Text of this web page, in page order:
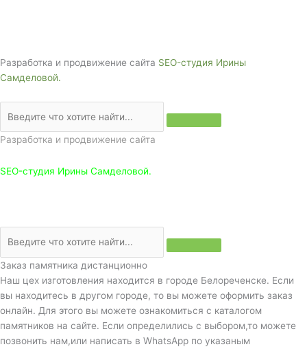
Разработка и продвижение сайта SEO-студия Ирины
Самделовой.
Разработка и продвижение сайта
SEO-студия Ирины Самделовой.
Заказ памятника дистанционно
Наш цех изготовления находится в городе Белореченске. Если
вы находитесь в другом городе, то вы можете оформить заказ
онлайн. Для этого вы можете ознакомиться с каталогом
памятников на сайте. Если определились с выбором,то можете
позвонить нам,или написать в WhatsApp по указаным